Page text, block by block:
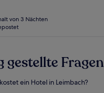
von 3 Nächten
gestellte Fragen
ein Hotel in Leimbach?